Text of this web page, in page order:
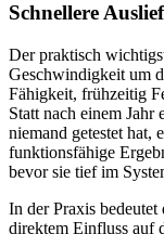
Schnellere
Der praktisch
Geschwindigkeit um
Fähigkeit, frühzeitig
Statt nach einem Jahr
niemand getestet hat,
funktionsfähige
bevor sie tief im
In der Praxis
direktem Einfluss auf